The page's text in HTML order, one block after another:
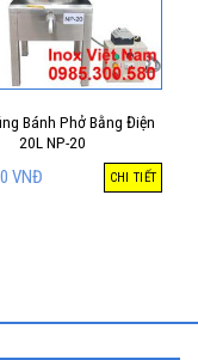
Bánh Phở Bằng Điện
20L NP-20
VNĐ CHI TIẾT